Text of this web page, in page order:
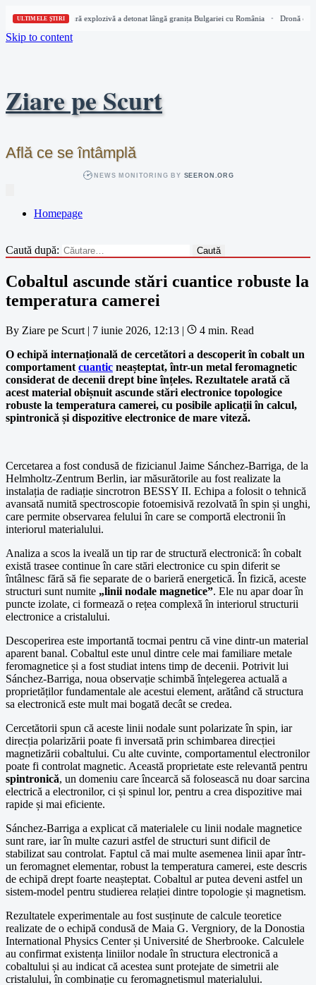
ULTIMELE ȘTIRI
Dronă cu încărcătură explozivă a detonat lângă granița Bulgariei cu România Dronă cu
Skip to content
Ziare pe Scurt
Află ce se întâmplă
NEWS MONITORING BY SEERON.ORG
Homepage
Caută după:
Cobaltul ascunde stări cuantice robuste la
temperatura camerei
By Ziare pe Scurt | 7 iunie 2026, 12:13 |
4 min. Read
O echipă internațională de cercetători a descoperit în cobalt un
comportament cuantic neașteptat, într-un metal feromagnetic
considerat de decenii drept bine înțeles. Rezultatele arată că
acest material obișnuit ascunde stări electronice topologice
robuste la temperatura camerei, cu posibile aplicații în calcul,
spintronică și dispozitive electronice de mare viteză.
Cercetarea a fost condusă de fizicianul Jaime Sánchez-Barriga, de la
Helmholtz-Zentrum Berlin, iar măsurătorile au fost realizate la
instalația de radiație sincrotron BESSY II. Echipa a folosit o tehnică
avansată numită spectroscopie fotoemisivă rezolvată în spin și unghi,
care permite observarea felului în care se comportă electronii în
interiorul materialului.
Analiza a scos la iveală un tip rar de structură electronică: în cobalt
există trasee continue în care stări electronice cu spin diferit se
întâlnesc fără să fie separate de o barieră energetică. În fizică, aceste
structuri sunt numite „linii nodale magnetice”. Ele nu apar doar în
puncte izolate, ci formează o rețea complexă în interiorul structurii
electronice a cristalului.
Descoperirea este importantă tocmai pentru că vine dintr-un material
aparent banal. Cobaltul este unul dintre cele mai familiare metale
feromagnetice și a fost studiat intens timp de decenii. Potrivit lui
Sánchez-Barriga, noua observație schimbă înțelegerea actuală a
proprietăților fundamentale ale acestui element, arătând că structura
sa electronică este mult mai bogată decât se credea.
Cercetătorii spun că aceste linii nodale sunt polarizate în spin, iar
direcția polarizării poate fi inversată prin schimbarea direcției
magnetizării cobaltului. Cu alte cuvinte, comportamentul electronilor
poate fi controlat magnetic. Această proprietate este relevantă pentru
spintronică, un domeniu care încearcă să folosească nu doar sarcina
electrică a electronilor, ci și spinul lor, pentru a crea dispozitive mai
rapide și mai eficiente.
Sánchez-Barriga a explicat că materialele cu linii nodale magnetice
sunt rare, iar în multe cazuri astfel de structuri sunt dificil de
stabilizat sau controlat. Faptul că mai multe asemenea linii apar într-
un feromagnet elementar, robust la temperatura camerei, este descris
de echipă drept foarte neașteptat. Cobaltul ar putea deveni astfel un
sistem-model pentru studierea relației dintre topologie și magnetism.
Rezultatele experimentale au fost susținute de calcule teoretice
realizate de o echipă condusă de Maia G. Vergniory, de la Donostia
International Physics Center și Université de Sherbrooke. Calculele
au confirmat existența liniilor nodale în structura electronică a
cobaltului și au indicat că acestea sunt protejate de simetrii ale
cristalului, în combinație cu feromagnetismul materialului.